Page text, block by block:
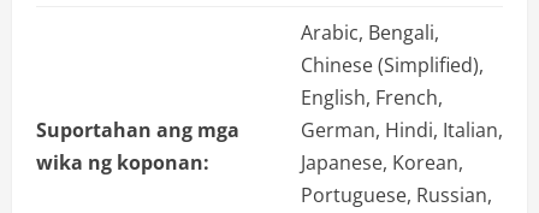
Suportahan ang mga
wika ng koponan:
Arabic, Bengali,
Chinese (Simplified),
English, French,
German, Hindi, Italian,
Japanese, Korean,
Portuguese, Russian,